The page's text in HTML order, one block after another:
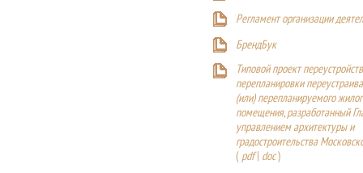
Регламент организации
БрендБук
Типовой проект
перепланировки
(или) перепланируемого
помещения, разработанный
управлением архитектуры и
градостроительства
( pdf| doc)